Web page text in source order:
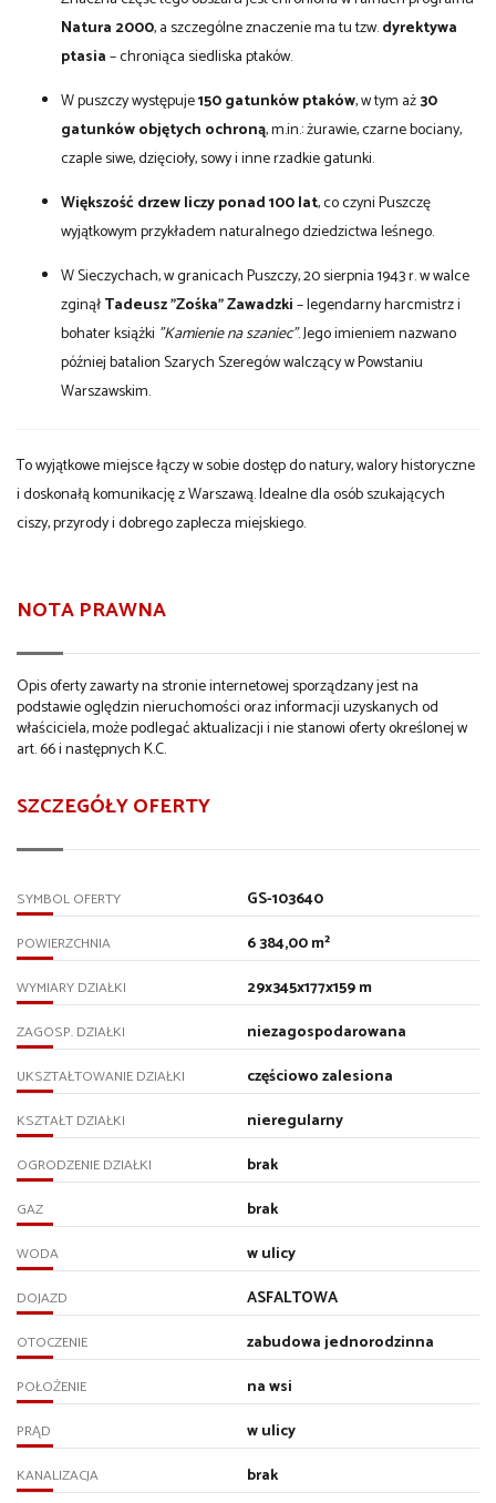
Natura 2000, a szczególne znaczenie ma tu tzw.dyrektywa
ptasia– chroniąca siedliska ptaków.
W puszczy występuje150 gatunków ptaków, w tym aż30
gatunków objętych ochroną, m.in.: żurawie, czarne bociany,
czaple siwe, dzięcioły, sowy i inne rzadkie gatunki.
Większość drzew liczy ponad 100 lat, co czyni Puszczę
wyjątkowym przykładem naturalnego dziedzictwa leśnego.
W Sieczychach, w granicach Puszczy, 20 sierpnia 1943 r. w walce
zginąłTadeusz "Zośka" Zawadzki– legendarny harcmistrz i
bohater książki "Kamienie na szaniec". Jego imieniem nazwano
później batalion Szarych Szeregów walczący w Powstaniu
Warszawskim.
To wyjątkowe miejsce łączy w sobie dostęp do natury, walory historyczne
i doskonałą komunikację z Warszawą. Idealne dla osób szukających
ciszy, przyrody i dobrego zaplecza miejskiego.
NOTA PRAWNA
Opis oferty zawarty na stronie internetowej sporządzany jest na
podstawie oględzin nieruchomości oraz informacji uzyskanych od
właściciela, może podlegać aktualizacji i nie stanowi oferty określonej w
art. 66 i następnych K.C.
SZCZEGÓŁY OFERTY
SYMBOL OFERTY GS-103640
POWIERZCHNIA 6 384,00 m²
WYMIARY DZIAŁKI 29x345x177x159 m
ZAGOSP. DZIAŁKI niezagospodarowana
UKSZTAŁTOWANIE DZIAŁKI częściowo zalesiona
KSZTAŁT DZIAŁKI nieregularny
OGRODZENIE DZIAŁKI brak
GAZ brak
WODA w ulicy
DOJAZD ASFALTOWA
OTOCZENIE zabudowa jednorodzinna
POŁOŻENIE na wsi
PRĄD w ulicy
KANALIZACJA brak